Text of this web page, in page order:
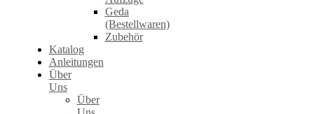
Geda
(Bestellwaren)
Zubehör
Katalog
Anleitungen
Über
Uns
Über